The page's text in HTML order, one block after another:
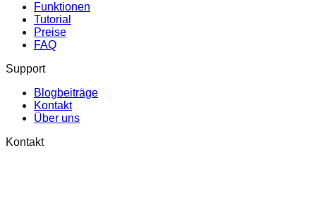
Funktionen
Tutorial
Preise
FAQ
Support
Blogbeiträge
Kontakt
Über uns
Kontakt